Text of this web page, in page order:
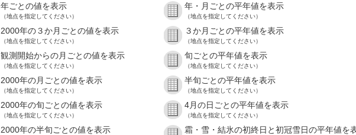
年ごとの値を表示
（地点を指定してください）
年・月ごとの平年値を表示
（地点を指定してください）
2000年の３か月ごとの値を表示
（地点を指定してください）
３か月ごとの平年値を表示
（地点を指定してください）
観測開始からの月ごとの値を表示
（地点を指定してください）
旬ごとの平年値を表示
（地点を指定してください）
2000年の月ごとの値を表示
（地点を指定してください）
半旬ごとの平年値を表示
（地点を指定してください）
2000年の旬ごとの値を表示
（地点を指定してください）
4月の日ごとの平年値を表示
（地点を指定してください）
2000年の半旬ごとの値を表示 霜・雪・結氷の初終日と初冠雪日の平年値を